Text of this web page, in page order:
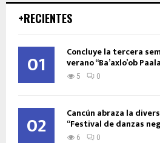
+RECIENTES
01 Concluye la tercera
verano “Ba’axlo’ob
5 0
02 Cancún abraza la
“Festival de danzas
6 0